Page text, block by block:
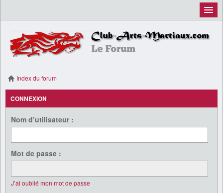
Connexion
Index du forum
CONNEXION
Nom d’utilisateur :
Mot de passe :
J’ai oublié mon mot de passe